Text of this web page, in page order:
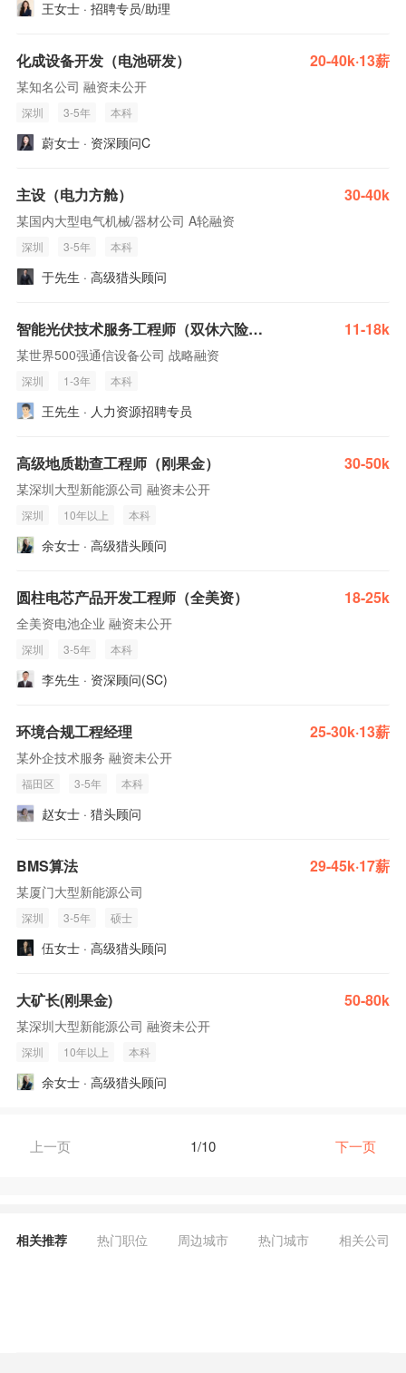
王女士 · 招聘专员/助理
化成设备开发（电池研发） 20-40k·13薪
某知名公司 融资未公开
深圳 3-5年 本科
蔚女士 · 资深顾问C
主设（电力方舱） 30-40k
某国内大型电气机械/器材公司 A轮融资
深圳 3-5年 本科
于先生 · 高级猎头顾问
智能光伏技术服务工程师（双休六险一金，线上面试） 11-18k
某世界500强通信设备公司 战略融资
深圳 1-3年 本科
王先生 · 人力资源招聘专员
高级地质勘查工程师（刚果金） 30-50k
某深圳大型新能源公司 融资未公开
深圳 10年以上 本科
余女士 · 高级猎头顾问
圆柱电芯产品开发工程师（全美资） 18-25k
全美资电池企业 融资未公开
深圳 3-5年 本科
李先生 · 资深顾问(SC)
环境合规工程经理 25-30k·13薪
某外企技术服务 融资未公开
福田区 3-5年 本科
赵女士 · 猎头顾问
BMS算法 29-45k·17薪
某厦门大型新能源公司
深圳 3-5年 硕士
伍女士 · 高级猎头顾问
大矿长(刚果金) 50-80k
某深圳大型新能源公司 融资未公开
深圳 10年以上 本科
余女士 · 高级猎头顾问
上一页 1/10 下一页
相关推荐 热门职位 周边城市 热门城市 相关公司